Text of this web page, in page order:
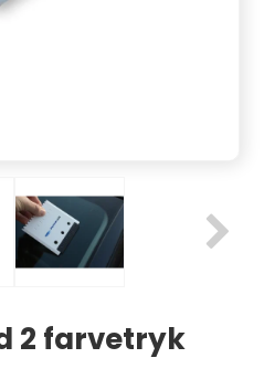
2 farvetryk